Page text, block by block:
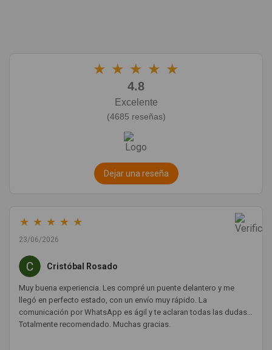
★ ★ ★ ★ ★
4.8
Excelente
(4685 reseñas)
Dejar una reseña
★ ★ ★ ★ ★
23/06/2026
Cristóbal Rosado
Muy buena experiencia. Les compré un puente delantero y me
llegó en perfecto estado, con un envío muy rápido. La
comunicación por WhatsApp es ágil y te aclaran todas las dudas.
Totalmente recomendado. Muchas gracias.